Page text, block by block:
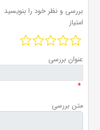
بررسی و نظر خود را بنویسید
امتیاز
عنوان بررسی
*
متن بررسی